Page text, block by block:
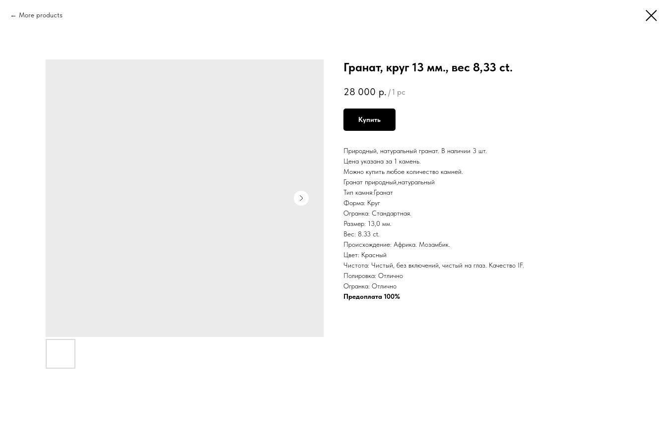
More products
Гранат, круг 13 мм., вес 8,33 ct.
28 000 р. / 1 pc
Купить
Природный, натуральный гранат. В наличии 3 шт.
Цена указана за 1 камень.
Можно купить любое количество камней.
Гранат природный,натуральный
Тип камня:Гранат
Форма: Круг
Огранка: Стандартная.
Размер: 13,0 мм.
Вес: 8.33 ct.
Происхождение: Африка. Мозамбик.
Цвет: Красный
Чистота: Чистый, без включений, чистый на глаз. Качество IF.
Полировка: Отлично
Огранка: Отлично
Предоплата 100%